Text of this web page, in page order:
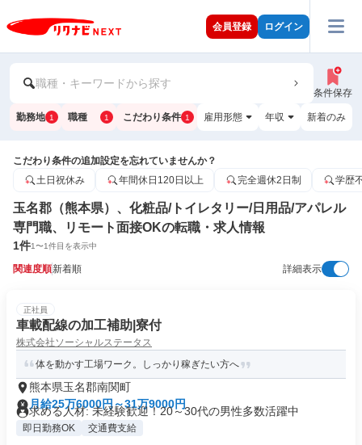
会員登録 ログイン
職種・キーワードから探す
条件保存
勤務地 1 職種 1 こだわり条件 1 雇用形態 年収 新着のみ
こだわり条件の追加設定を忘れていませんか？
土日祝休み
年間休日120日以上 完全週休2日制 学歴
玉名郡（熊本県）、化粧品/トイレタリー/日用品/アパレル
専門職、リモート面接OKの転職・求人情報
1件1〜1件目を表示中
関連度順新着順 詳細表示
正社員
車載配線の加工補助|寮付
株式会社ソーシャルステータス
体を動かす工場ワーク。しっかり稼ぎたい方へ
熊本県玉名郡南関町
月給25万6000円～31万9000円
求める人材: 未経験歓迎！20～30代の男性多数活躍中
即日勤務OK 交通費支給